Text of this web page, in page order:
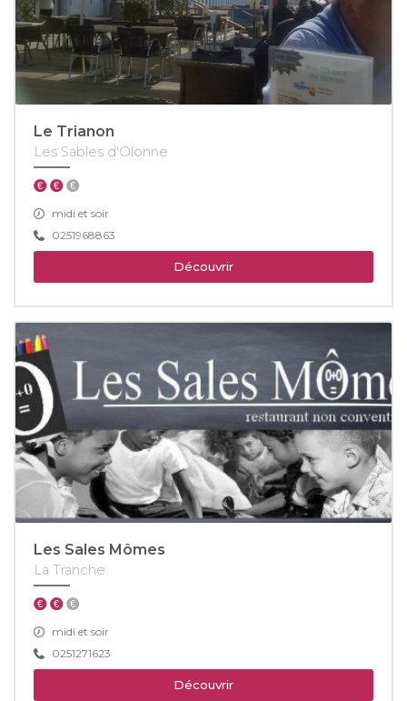
Le Trianon
Les Sables d'Olonne
midi et soir
0251968863
Découvrir
Les Sales Mômes
La Tranche
midi et soir
0251271623
Découvrir